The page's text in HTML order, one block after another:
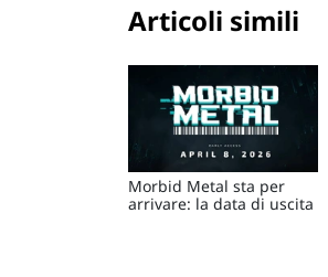
Articoli simili
Morbid Metal sta per
arrivare: la data di uscita